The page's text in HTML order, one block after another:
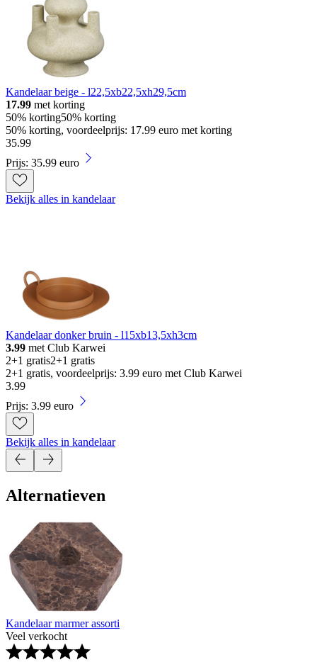
Kandelaar beige - l22,5xb22,5xh29,5cm
17.99 met korting
50% korting50% korting
50% korting, voordeelprijs: 17.99 euro met korting
35.99
Prijs: 35.99 euro
Bekijk alles in kandelaar
Kandelaar donker bruin - l15xb13,5xh3cm
3.99 met Club Karwei
2+1 gratis2+1 gratis
2+1 gratis, voordeelprijs: 3.99 euro met Club Karwei
3.99
Prijs: 3.99 euro
Bekijk alles in kandelaar
Alternatieven
Kandelaar marmer assorti
Veel verkocht